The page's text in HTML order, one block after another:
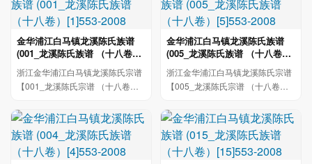
金华浦江白马镇龙溪陈氏族谱
(001_龙溪陈氏族谱 （十八卷）
[1]553-2008
浙江金华浦江白马镇龙溪陈氏宗谱
【001_龙溪陈氏宗谱 （十八卷）
金华浦江白马镇龙溪陈氏族谱
(005_龙溪陈氏族谱 （十八卷）
[5]553-2008
浙江金华浦江白马镇龙溪陈氏宗谱
【005_龙溪陈氏宗谱 （十八卷）